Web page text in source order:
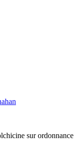
sur ordonnance